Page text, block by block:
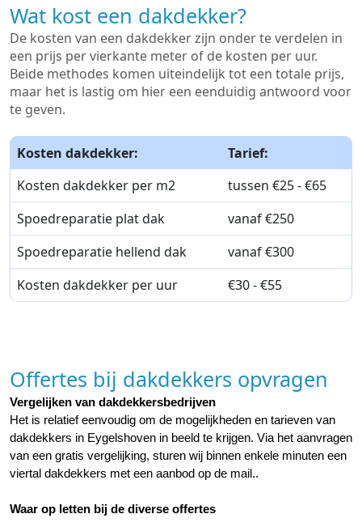
Wat kost een dakdekker?
De kosten van een dakdekker zijn onder te verdelen in
een prijs per vierkante meter of de kosten per uur.
Beide methodes komen uiteindelijk tot een totale prijs,
maar het is lastig om hier een eenduidig antwoord voor
te geven.
Kosten dakdekker:
Tarief:
Kosten dakdekker per m2
tussen €25 - €65
Spoedreparatie plat dak
vanaf €250
Spoedreparatie hellend dak
vanaf €300
Kosten dakdekker per uur
€30 - €55
Offertes bij dakdekkers opvragen
Vergelijken van dakdekkersbedrijven
Het is relatief eenvoudig om de mogelijkheden en tarieven van
dakdekkers in Eygelshoven in beeld te krijgen. Via het aanvragen
van een gratis vergelijking, sturen wij binnen enkele minuten een
viertal dakdekkers met een aanbod op de mail..
Waar op letten bij de diverse offertes